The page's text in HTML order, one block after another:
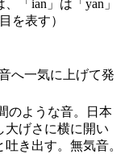
「ian」は「yan」
を表す）
へ一気に上げて発
のような音。日本
大げさに横に開い
き出す。無気音。